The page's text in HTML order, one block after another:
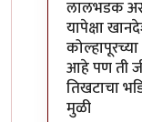
लालभडक
यापेक्षा
आहे पण ती
तिखटाचा
मुळी